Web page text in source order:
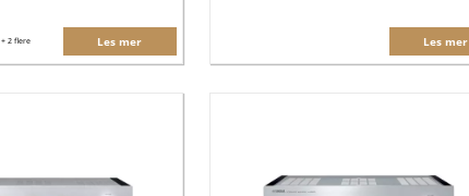
+ 2 flere Les mer Les mer